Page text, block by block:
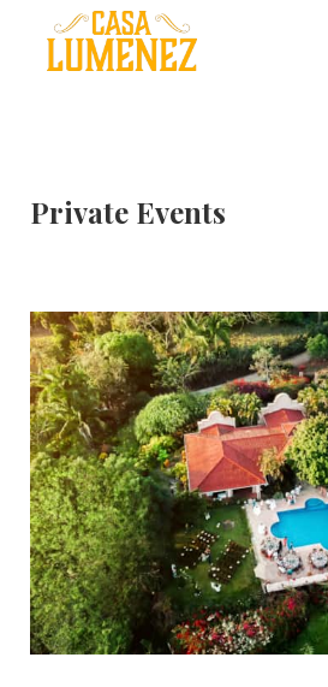
Vue d'ensemble
Plan
Private Events